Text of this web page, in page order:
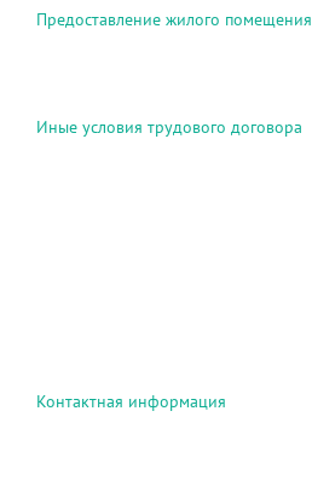
Предоставление жилого помещения
Иные условия трудового договора
Контактная информация